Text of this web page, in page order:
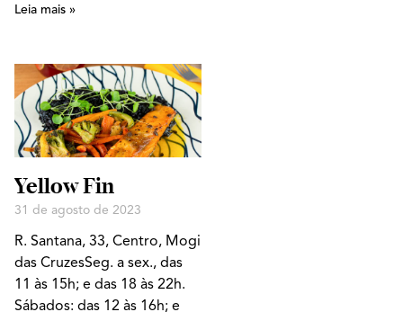
Leia mais »
Yellow Fin
31 de agosto de 2023
R. Santana, 33, Centro, Mogi
das CruzesSeg. a sex., das
11 às 15h; e das 18 às 22h.
Sábados: das 12 às 16h; e